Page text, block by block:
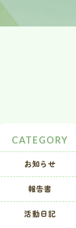
CATEGORY
お知らせ
報告書
活動日記